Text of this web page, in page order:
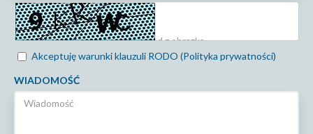
Akceptuję warunki klauzuli RODO (Polityka prywatności)
WIADOMOŚĆ